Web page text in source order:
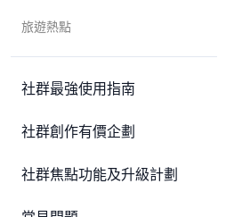
旅遊熱點
社群最強使用指南
社群創作有價企劃
社群焦點功能及升級計劃